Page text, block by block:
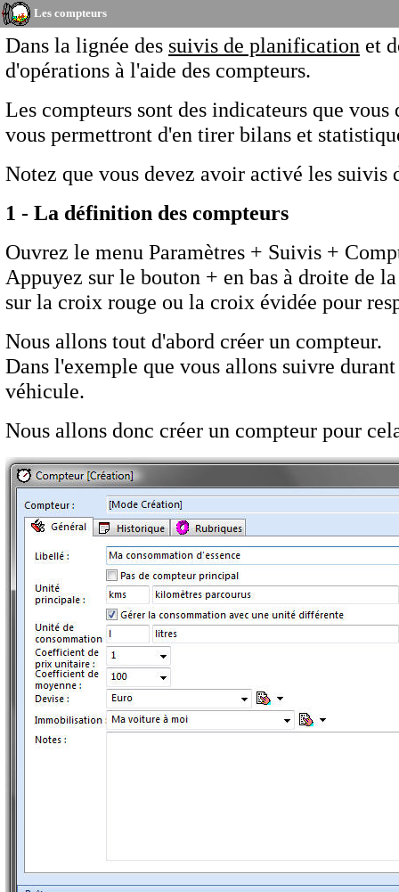
Les compteurs
Dans la lignée des suivis de planification et
d'opérations à l'aide des compteurs.
Les compteurs sont des indicateurs que
vous permettront d'en tirer bilans et
Notez que vous devez avoir activé les
1 - La définition des compteurs
Ouvrez le menu Paramètres + Suivis +
Appuyez sur le bouton + en bas à droite de
sur la croix rouge ou la croix évidée pour
Nous allons tout d'abord créer un compteur.
Dans l'exemple que vous allons suivre
véhicule.
Nous allons donc créer un compteur pour